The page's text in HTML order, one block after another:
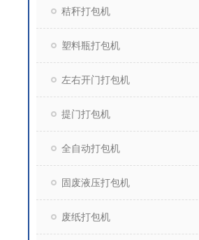
秸秆打包机
塑料瓶打包机
左右开门打包机
提门打包机
全自动打包机
固废液压打包机
废纸打包机